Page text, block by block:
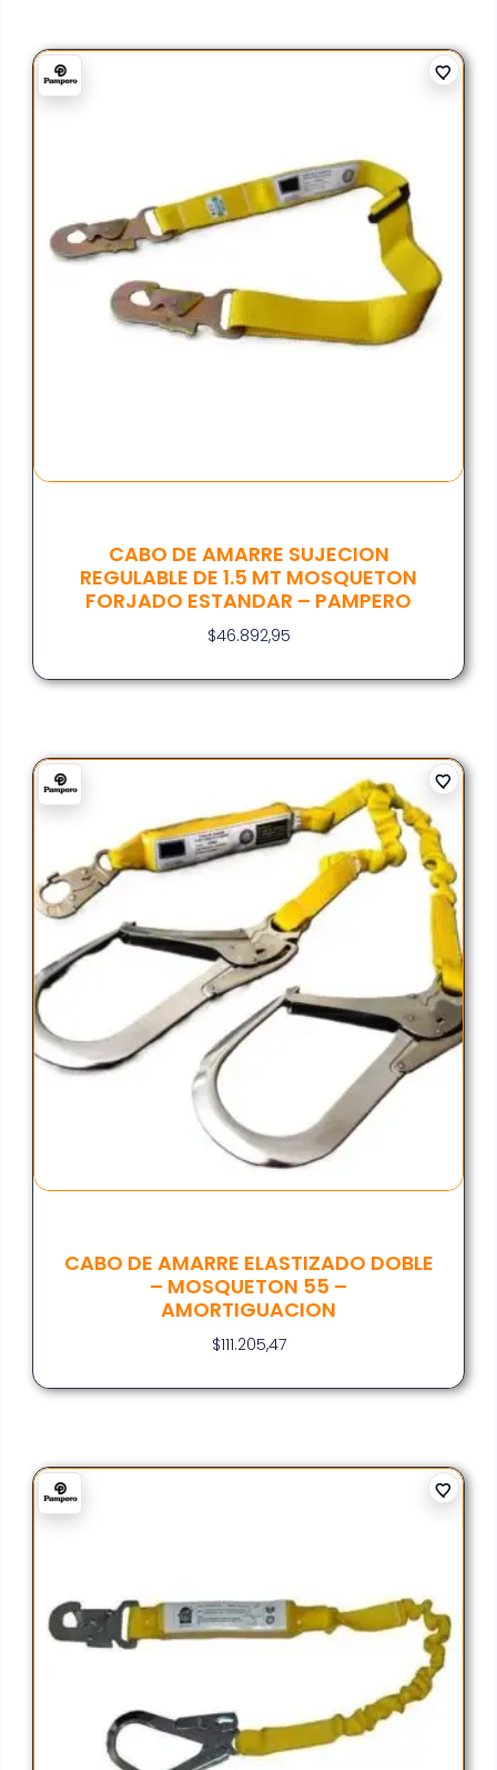
CABO DE AMARRE SUJECION
REGULABLE DE 1.5 MT MOSQUETON
FORJADO ESTANDAR – PAMPERO
$46.892,95
CABO DE AMARRE ELASTIZADO DOBLE
– MOSQUETON 55 –
AMORTIGUACION
$111.205,47